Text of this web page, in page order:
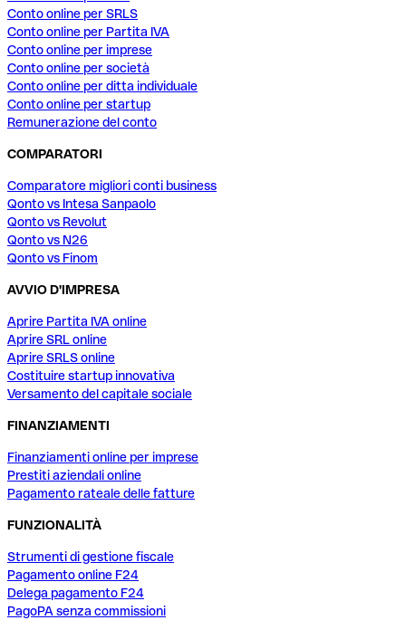
Conto online per SRLS
Conto online per Partita IVA
Conto online per imprese
Conto online per società
Conto online per ditta individuale
Conto online per startup
Remunerazione del conto
COMPARATORI
Comparatore migliori conti business
Qonto vs Intesa Sanpaolo
Qonto vs Revolut
Qonto vs N26
Qonto vs Finom
AVVIO D'IMPRESA
Aprire Partita IVA online
Aprire SRL online
Aprire SRLS online
Costituire startup innovativa
Versamento del capitale sociale
FINANZIAMENTI
Finanziamenti online per imprese
Prestiti aziendali online
Pagamento rateale delle fatture
FUNZIONALITÀ
Strumenti di gestione fiscale
Pagamento online F24
Delega pagamento F24
PagoPA senza commissioni